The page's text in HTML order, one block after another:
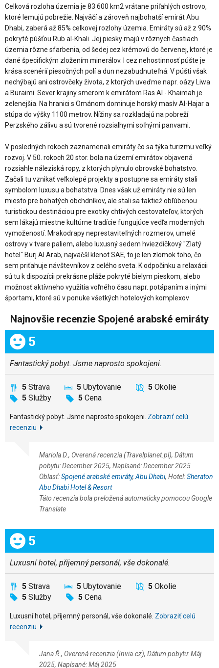
Celková rozloha územia je 83 600 km2 vrátane priľahlých ostrovo,
ktoré lemujú pobrežie. Najväčí a zároveň najbohatší emirát Abu
Dhabi, zaberá až 85% celkovej rozlohy územia. Emiráty sú až z 90%
pokryté púšťou Rub al-Khali. Jej piesky majú v rôznych častiach
územia rôzne sfarbenia, od šedej cez krémovú do červenej, ktoré je
dané špecifickým zložením minerálov. I cez nehostinnosť púšte je
krása scenérií piesočných polí a dun nezabudnuteľná. V púšti však
nechýbajú ani ostrovčeky života, z ktorých uveďme napr. oázy Liwa
a Buraimi. Sever krajiny smerom k emirátom Ras Al - Khaimah je
zelenejšia. Na hranici s Ománom dominuje horský masív Al-Hajar a
stúpa do výšky 1100 metrov. Nížiny sa rozkladajú na pobreží
Perzského zálivu a sú tvorené rozsialhymi soľnými panvami.
V posledných rokoch zaznamenali emiráty čo sa týka turizmu veľký
rozvoj. V 50. rokoch 20 stor. bola na území emirátov objavená
rozsiahle náleziská ropy, z ktorých plynulo obrovské bohatstvo.
Začali tu vznikať veľkolepé projekty a postupne sa emiráty stali
symbolom luxusu a bohatstva. Dnes však už emiráty nie sú len
miesto pre bohatých obchdníkov, ale stali sa taktiež obľúbenou
turistickou destináciou pre exotiky chtivých cestovateľov, ktorých
sem lákajú miestne kultúrne tradície fungujúce vedľa moderných
vymožeností. Mrakodrapy neprestaviteľných rozmerov, umelé
ostrovy v tvare paliem, alebo luxusný sedem hviezdičkový "Zlatý
hotel" Burj Al Arab, najväčší klenot SAE, to je len zlomok toho, čo
sem priťahuje návštevníkov z celého sveta. K odpočinku a relaxácii
sú tu k dispozícii prekrásne pláže pokryté bielym pieskom, alebo
možnosť aktívneho využitia voľného času napr. potápaním a inými
športami, ktoré sú v ponuke všetkých hotelových komplexov
Najnovšie recenzie Spojené arabské emiráty
Celkom:
5
Fantastický pobyt. Jsme naprosto spokojeni.
5 Strava 5 Ubytovanie 5 Okolie
5 Služby 5 Cena
Fantastický pobyt. Jsme naprosto spokojeni. Zobraziť celú
recenziu
Mariola D., Overená recenzia (Travelplanet.pl), Dátum
pobytu: December 2025, Napísané: December 2025
Oblasť:Spojené arabské emiráty, Abu Dhabi, Hotel:Sheraton
Abu Dhabi Hotel & Resort
Táto recenzia bola preložená automaticky pomocou Google
Translate
Celkom:
5
Luxusní hotel, příjemný personál, vše dokonalé.
5 Strava 5 Ubytovanie 5 Okolie
5 Služby 5 Cena
Luxusní hotel, příjemný personál, vše dokonalé. Zobraziť celú
recenziu
Jana Ř., Overená recenzia (Invia.cz), Dátum pobytu: Máj
2025, Napísané: Máj 2025